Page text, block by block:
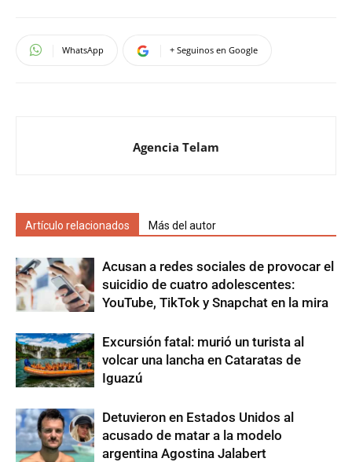
WhatsApp + Seguinos en Google
Agencia Telam
Artículo relacionados Más del autor
Acusan a redes sociales de provocar el
suicidio de cuatro adolescentes:
YouTube, TikTok y Snapchat en la mira
Excursión fatal: murió un turista al
volcar una lancha en Cataratas de
Iguazú
Detuvieron en Estados Unidos al
acusado de matar a la modelo
argentina Agostina Jalabert